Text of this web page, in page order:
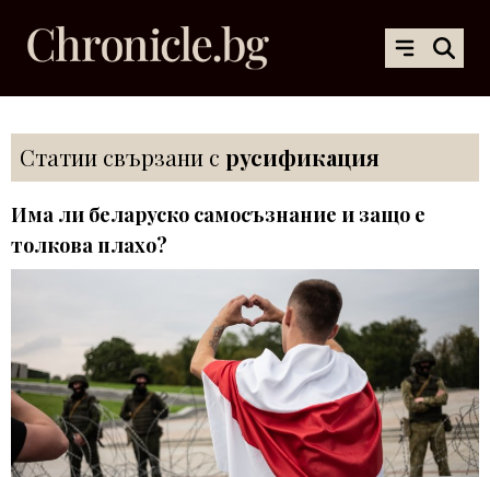
Статии свързани с русификация
Има ли беларуско самосъзнание и защо е
толкова плахо?